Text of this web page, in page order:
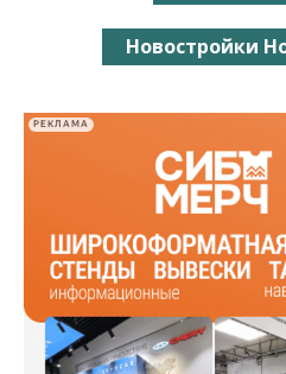
Новостройки
РЕКЛАМА